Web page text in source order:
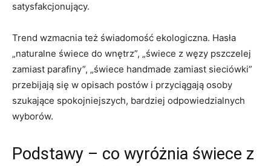
satysfakcjonujący.
Trend wzmacnia też świadomość ekologiczna. Hasła
„naturalne świece do wnętrz”, „świece z węzy pszczelej
zamiast parafiny”, „świece handmade zamiast sieciówki”
przebijają się w opisach postów i przyciągają osoby
szukające spokojniejszych, bardziej odpowiedzialnych
wyborów.
Podstawy – co wyróżnia świece z